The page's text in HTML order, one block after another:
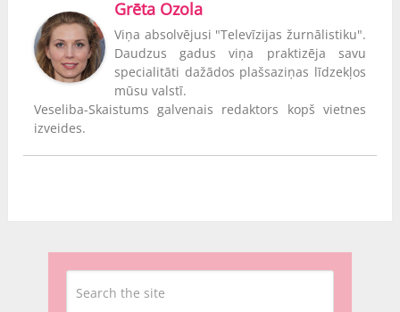
Grēta Ozola
Viņa absolvējusi "Televīzijas žurnālistiku".
Daudzus gadus viņa praktizēja savu
specialitāti dažādos plašsaziņas līdzekļos
mūsu valstī.
Veseliba-Skaistums galvenais redaktors kopš vietnes
izveides.